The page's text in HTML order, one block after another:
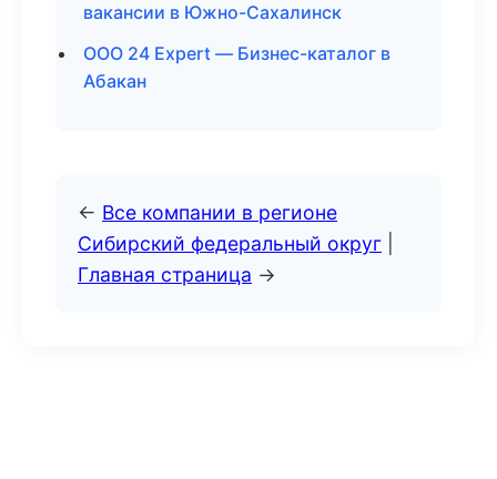
вакансии в Южно-Сахалинск
ООО 24 Expert — Бизнес-каталог в
Абакан
← Все компании в регионе
Сибирский федеральный округ
Главная страница →